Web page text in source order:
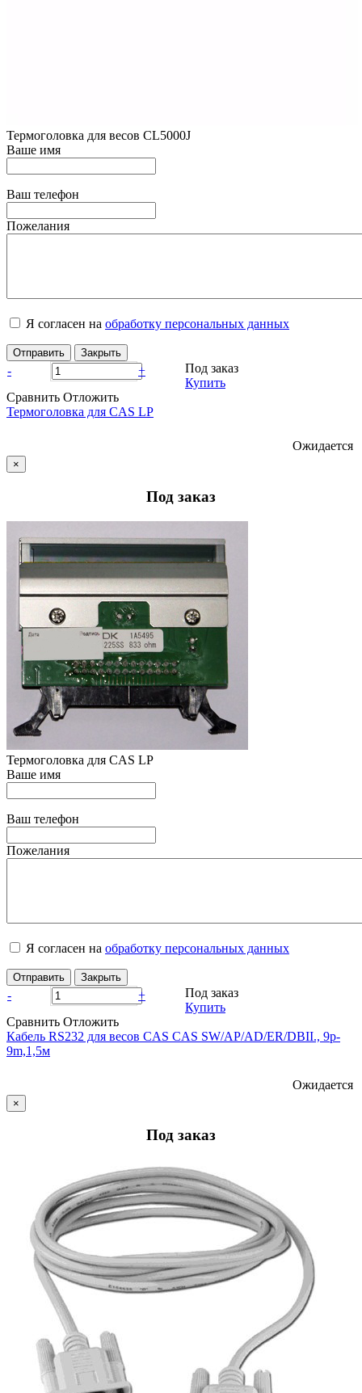
Термоголовка для весов CL5000J
Ваше имя
Ваш телефон
Пожелания
Я согласен на обработку персональных данных
Отправить Закрыть
- +
Под заказ
Купить
Сравнить Отложить
Термоголовка для CAS LP
Ожидается
×
Под заказ
Термоголовка для CAS LP
Ваше имя
Ваш телефон
Пожелания
Я согласен на обработку персональных данных
Отправить Закрыть
- +
Под заказ
Купить
Сравнить Отложить
Кабель RS232 для весов CAS CAS SW/AP/AD/ER/DBII., 9p-
9m,1,5м
Ожидается
×
Под заказ